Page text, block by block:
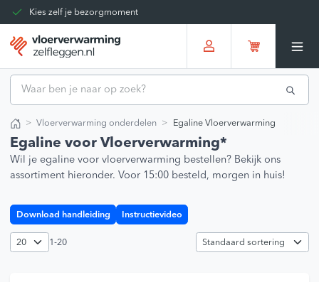
Kies zelf je bezorgmoment
Tot 30 dagen terug te sturen
Gratis verzending vanaf
Vloerverwarming onderdelen Egaline Vloerverwarming
Egaline voor Vloerverwarming*
Wil je egaline voor vloerverwarming bestellen? Bekijk ons
assortiment hieronder. Voor 15:00 besteld, morgen in huis!
Download handleiding Instructievideo
1-20